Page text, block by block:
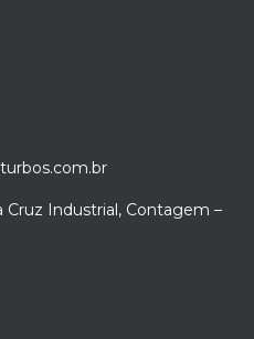
Cruz Industrial, Contagem –